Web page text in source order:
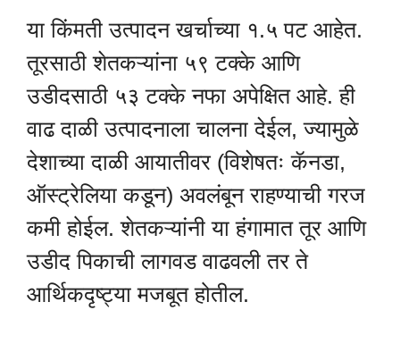
या किंमती उत्पादन खर्चाच्या १.५ पट आहेत.
तूरसाठी शेतकऱ्यांना ५९ टक्के आणि
उडीदसाठी ५३ टक्के नफा अपेक्षित आहे. ही
वाढ दाळी उत्पादनाला चालना देईल, ज्यामुळे
देशाच्या दाळी आयातीवर (विशेषतः कॅनडा,
ऑस्ट्रेलिया कडून) अवलंबून राहण्याची गरज
कमी होईल. शेतकऱ्यांनी या हंगामात तूर आणि
उडीद पिकाची लागवड वाढवली तर ते
आर्थिकदृष्ट्या मजबूत होतील.